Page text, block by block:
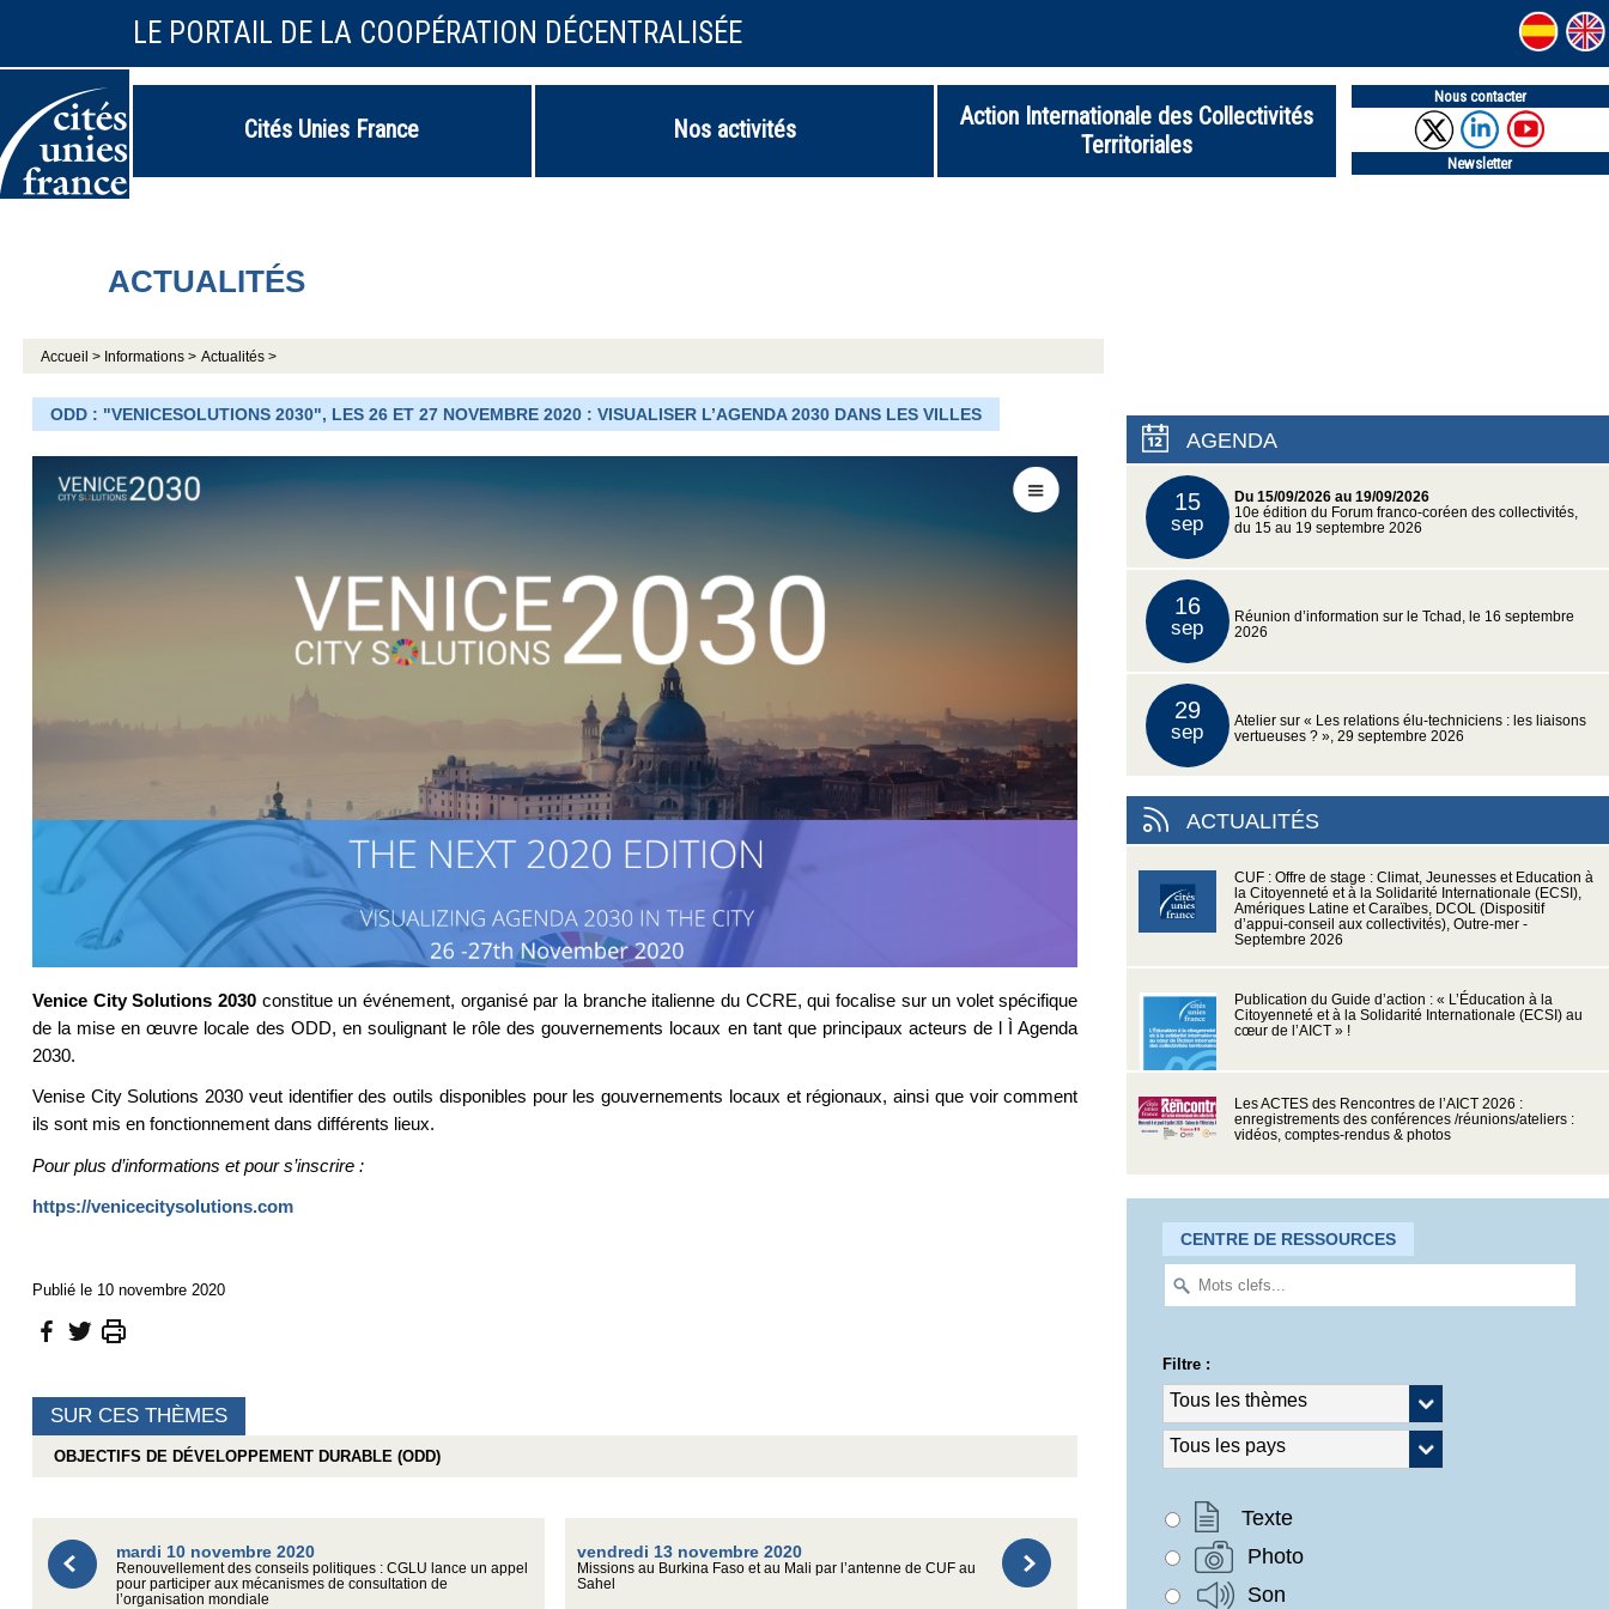
LE PORTAIL DE LA COOPÉRATION DÉCENTRALISÉE
Cités Unies France Nos activités
Action Internationale des Collectivités
Territoriales
Nous contacter
Newsletter
ACTUALITÉS
Accueil > Informations > Actualités >
ODD : "VENICESOLUTIONS 2030", LES 26 ET 27 NOVEMBRE 2020 : VISUALISER L’AGENDA 2030 DANS LES VILLES
Venice City Solutions 2030constitue un événement, organisé par la branche italienne du CCRE, qui focalise sur un volet spécifique
de la mise en œuvre locale des ODD, en soulignant le rôle des gouvernements locaux en tant que principaux acteurs de l Ì Agenda
2030.
Venise City Solutions 2030 veut identifier des outils disponibles pour les gouvernements locaux et régionaux, ainsi que voir comment
ils sont mis en fonctionnement dans différents lieux.
Pour plus d’informations et pour s’inscrire :
https://venicecitysolutions.com
Publié le 10 novembre 2020
SUR CES THÈMES
OBJECTIFS DE DÉVELOPPEMENT DURABLE (ODD)
mardi 10 novembre 2020
Renouvellement des conseils politiques : CGLU lance un appel
pour participer aux mécanismes de consultation de
l’organisation mondiale
vendredi 13 novembre 2020
Missions au Burkina Faso et au Mali par l’antenne de CUF au
Sahel
AGENDA
15
sep
Du 15/09/2026 au 19/09/2026
10e édition du Forum franco-coréen des collectivités,
du 15 au 19 septembre 2026
16
sep
Réunion d’information sur le Tchad, le 16 septembre
2026
29
sep
Atelier sur « Les relations élu-techniciens : les liaisons
vertueuses ? », 29 septembre 2026
ACTUALITÉS
CUF : Offre de stage : Climat, Jeunesses et Education à
la Citoyenneté et à la Solidarité Internationale (ECSI),
Amériques Latine et Caraïbes, DCOL (Dispositif
d’appui-conseil aux collectivités), Outre-mer -
Septembre 2026
Publication du Guide d’action : « L’Éducation à la
Citoyenneté et à la Solidarité Internationale (ECSI) au
cœur de l’AICT » !
Les ACTES des Rencontres de l’AICT 2026 :
enregistrements des conférences /réunions/ateliers :
vidéos, comptes-rendus & photos
CENTRE DE RESSOURCES
Filtre :
Texte
Photo
Son